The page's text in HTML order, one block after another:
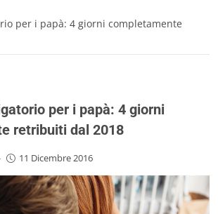
per i papà: 4 giorni completamente
per i papà: 4 giorni
retribuiti dal 2018
11 Dicembre 2016